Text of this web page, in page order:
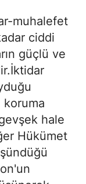
muhalefet
ciddi
güçlü ve
koruma
hale
Hükümet